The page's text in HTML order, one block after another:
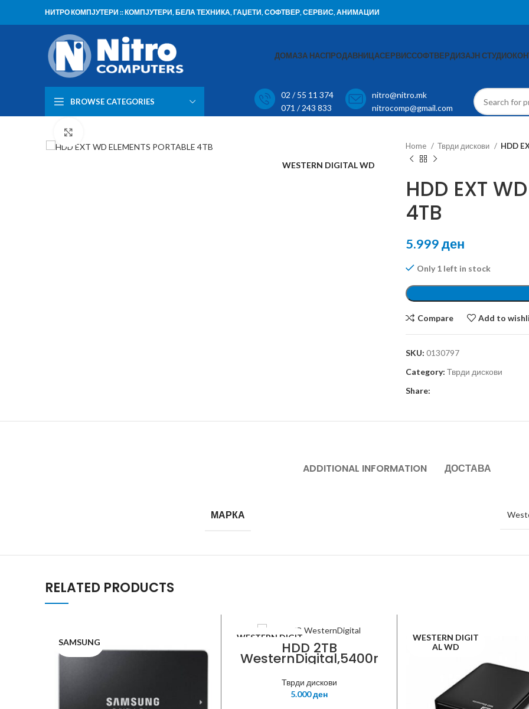
НИТРО КОМПЈУТЕРИ :: КОМПЈУТЕРИ, БЕЛА ТЕХНИКА, ГАЏЕТИ, СОФТВЕР, СЕРВИС, АНИМАЦИИ
ДОМАЗА НАСПРОДАВНИЦАСЕРВИССОФТВЕРДИЗАЈН СТУДИО
BROWSE CATEGORIES
02 / 55 11 374
071 / 243 833
nitro@nitro.mk
nitrocomp@gmail.com
WESTERN DIGITAL WD
Home
Тврди дискови HDD
HDD EXT
4TB
5.999ден
Only 1 left in stock
Compare Add to
SKU: 0130797
Category: Тврди дискови
Share:
ADDITIONAL INFORMATION ДОСТАВА
МАРКА
RELATED PRODUCTS
SAMSUNG
WESTERN DIGIT
AL WDHDD 2TB
WesternDigital,5400r
pm,64MB Cache
6.0Gb/s,Caviar
Blue,WD20EZRZ
Тврди дискови
5.000ден
WESTERN DIGIT
AL WD